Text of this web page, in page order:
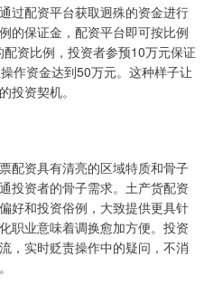
过配资平台获取迥殊的资金进行
的保证金，配资平台即可按比例
资比例，投资者参预10万元保证
作资金达到50万元。这种样子让
投资契机。
配资具有清亮的区域特质和骨子
投资者的骨子需求。土产货配资
好和投资俗例，大致提供更具针
职业意味着调换愈加方便。投资
，实时贬责操作中的疑问，不消